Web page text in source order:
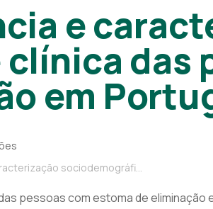
e
das
em
das pessoas com estoma de eliminação em Portugal
pessoas com estoma de eliminação